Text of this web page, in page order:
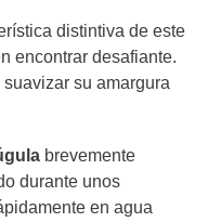
distintiva de este
encontrar desafiante.
su amargura
brevemente
durante unos
en agua